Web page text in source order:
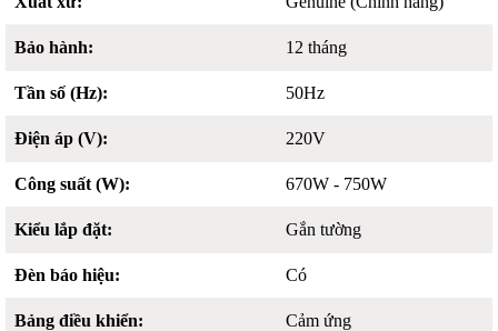
Bảo hành: 12 tháng
Tần số (Hz): 50Hz
Điện áp (V): 220V
Công suất (W): 670W - 750W
Kiểu lắp đặt: Gắn tường
Đèn báo hiệu: Có
Bảng điều khiển: Cảm ứng